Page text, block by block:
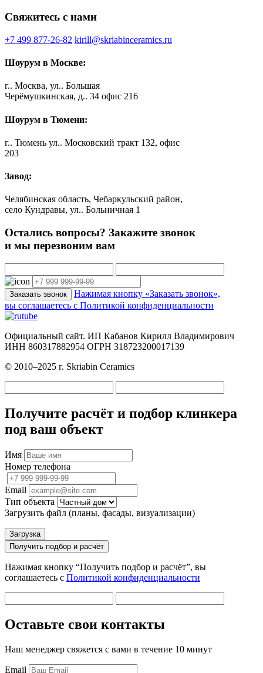
Свяжитесь с нами
+7 499 877-26-82 kirill@skriabinceramics.ru
Шоурум в Москве:
г.. Москва, ул.. Большая
Черёмушкинская, д.. 34 офис 216
Шоурум в Тюмени:
г.. Тюмень ул.. Московский тракт 132, офис
203
Завод:
Челябинская область, Чебаркульский район,
село Кундравы, ул.. Больничная 1
Остались вопросы? Закажите звонок
и мы перезвоним вам
Заказать звонок
Нажимая кнопку «Заказать звонок»,
вы соглашаетесь с Политикой конфиденциальности
Официальный сайт. ИП Кабанов Кирилл Владимирович
ИНН 860317882954 ОГРН 318723200017139
© 2010–2025 г. Skriabin Ceramics
Получите расчёт и подбор клинкера
под ваш объект
Имя
Номер телефона
Email
Тип объекта
Загрузить файл (планы, фасады, визуализации)
Загрузка
Получить подбор и расчёт
Нажимая кнопку “Получить подбор и расчёт”, вы
соглашаетесь с Политикой конфиденциальности
Оставьте свои контакты
Наш менеджер свяжется с вами в течение 10 минут
Email